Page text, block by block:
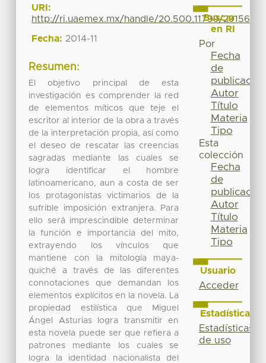
URI:
http://ri.uaemex.mx/handle/20.500.11799/29156
Fecha: 2014-11
Resumen:
El objetivo principal de esta
investigación es comprender la red
de elementos míticos que teje el
escritor al interior de la obra a través
de la interpretación propia, así como
el deseo de rescatar las creencias
sagradas mediante las cuales se
logra identificar el hombre
latinoamericano, aun a costa de ser
los protagonistas victimarios de la
sufrible imposición extranjera. Para
ello será imprescindible determinar
la función e importancia del mito,
extrayendo los vínculos que
mantiene con la mitología maya-
quiché a través de las diferentes
connotaciones que demandan los
elementos explícitos en la novela. La
propiedad estilística que Miguel
Ángel Asturias logra transmitir en
esta novela puede ser que refiera a
patrones mediante los cuales se
logra la identidad nacionalista del
Buscar
en RI
Por
Fecha
de
publicación
Autor
Título
Materia
Tipo
Esta
colección
Fecha
de
publicación
Autor
Título
Materia
Tipo
Usuario
Acceder
Estadísticas
Estadísticas
de uso